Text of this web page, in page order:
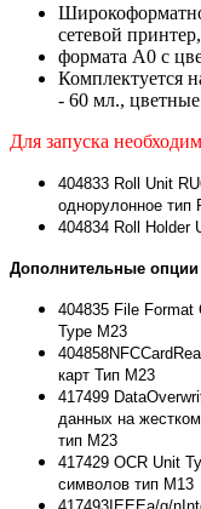
сетевой
формата А0 с
Комплектуется
- 60 мл.,
Для запуска
404833 Roll Unit
однорулонное тип
404834 Roll Holder
Дополнительные опции
404835 File Format
Type M23
404858NFCCard
карт Тип М23
417499
данных на
тип М23
417429 OCR Unit
символов тип M13